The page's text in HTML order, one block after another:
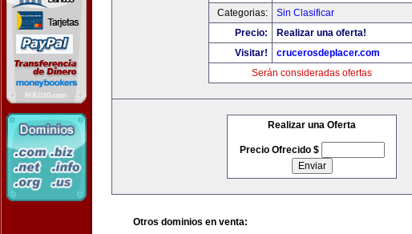
Categorias:
Sin Clasificar
Precio:
Realizar una oferta!
Visitar!
crucerosdeplacer.com
Serán consideradas ofertas
Realizar una Oferta
Precio Ofrecido $
Otros dominios en venta: